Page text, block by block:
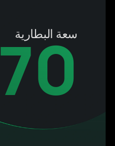
سعة البطارية
70